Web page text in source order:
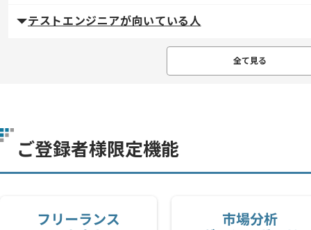
テストエンジニアが向いている人
全て見る
ご登録者様限定機能